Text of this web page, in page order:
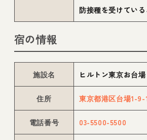
防接種を受けている
宿の情報
施設名 ヒルトン東京お台場
住所 東京都港区台場1-9-
電話番号 03-5500-5500